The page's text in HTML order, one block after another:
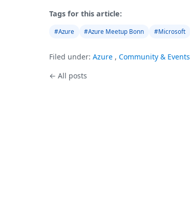
Tags for this article:
#Azure #Azure Meetup Bonn #Microsoft
Filed under: Azure , Community & Events
← All posts